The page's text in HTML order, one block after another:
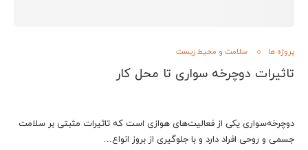
پروژه ها سلامت و محیط زیست
تاثیرات دوچرخه سواری تا محل کار
دوچرخه‌سواری یکی از فعالیت‌های هوازی است که تاثیرات مثبتی بر سلامت
جسمی و روحی افراد دارد و با جلوگیری از بروز انواع…